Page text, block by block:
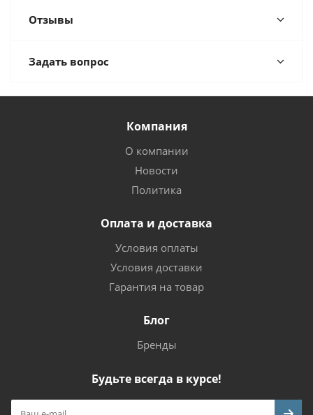
Отзывы
Задать вопрос
Компания
О компании
Новости
Политика
Оплата и доставка
Условия оплаты
Условия доставки
Гарантия на товар
Блог
Бренды
Будьте всегда в курсе!